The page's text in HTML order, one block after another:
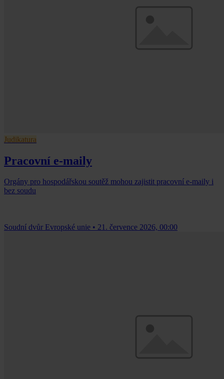
Judikatura
Pracovní e-maily
Orgány pro hospodářskou soutěž mohou zajistit pracovní e-maily i
bez soudu
Soudní dvůr Evropské unie • 21. července 2026, 00:00